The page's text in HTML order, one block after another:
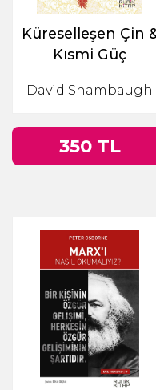
Küreselleşen Çin
Kısmi Güç
David Shambaugh
350 TL